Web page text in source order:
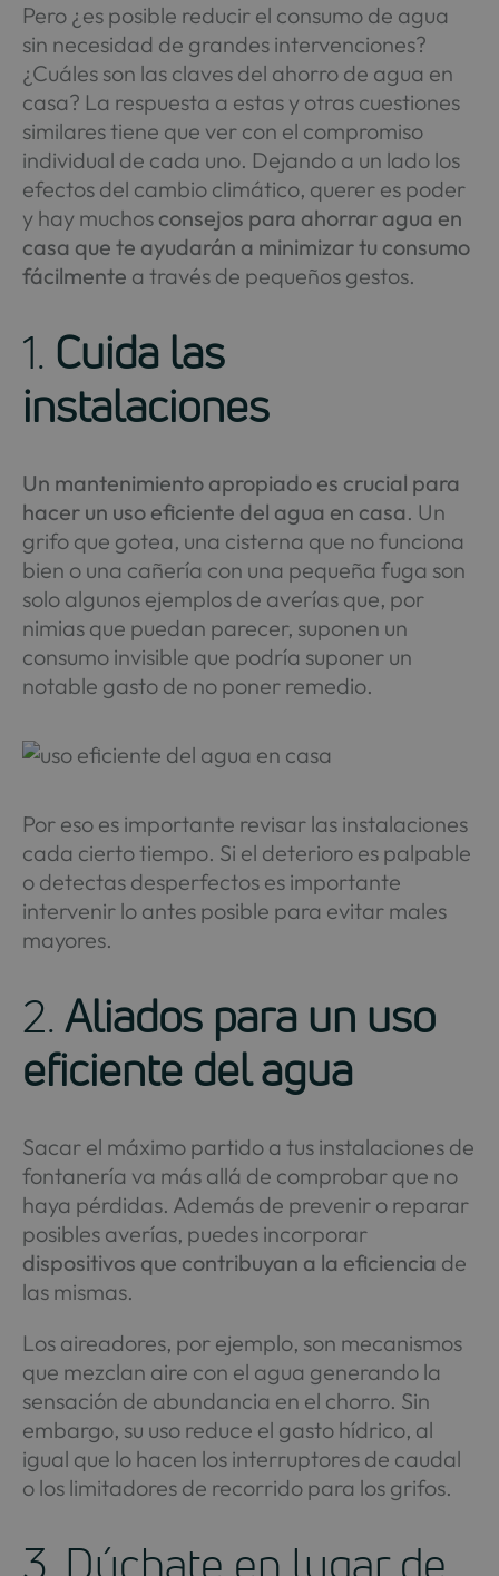
Pero ¿es posible reducir el consumo de agua
sin necesidad de grandes intervenciones?
¿Cuáles son las claves del ahorro de agua en
casa? La respuesta a estas y otras cuestiones
similares tiene que ver con el compromiso
individual de cada uno. Dejando a un lado los
efectos del cambio climático, querer es poder
y hay muchos consejos para ahorrar agua en
casa que te ayudarán a minimizar tu consumo
fácilmente a través de pequeños gestos.
1. Cuida las
instalaciones
Un mantenimiento apropiado es crucial para
hacer un uso eficiente del agua en casa. Un
grifo que gotea, una cisterna que no funciona
bien o una cañería con una pequeña fuga son
solo algunos ejemplos de averías que, por
nimias que puedan parecer, suponen un
consumo invisible que podría suponer un
notable gasto de no poner remedio.
Por eso es importante revisar las instalaciones
cada cierto tiempo. Si el deterioro es palpable
o detectas desperfectos es importante
intervenir lo antes posible para evitar males
mayores.
2. Aliados para un uso
eficiente del agua
Sacar el máximo partido a tus instalaciones de
fontanería va más allá de comprobar que no
haya pérdidas. Además de prevenir o reparar
posibles averías, puedes incorporar
dispositivos que contribuyan a la eficiencia de
las mismas.
Los aireadores, por ejemplo, son mecanismos
que mezclan aire con el agua generando la
sensación de abundancia en el chorro. Sin
embargo, su uso reduce el gasto hídrico, al
igual que lo hacen los interruptores de caudal
o los limitadores de recorrido para los grifos.
3. Dúchate en lugar de